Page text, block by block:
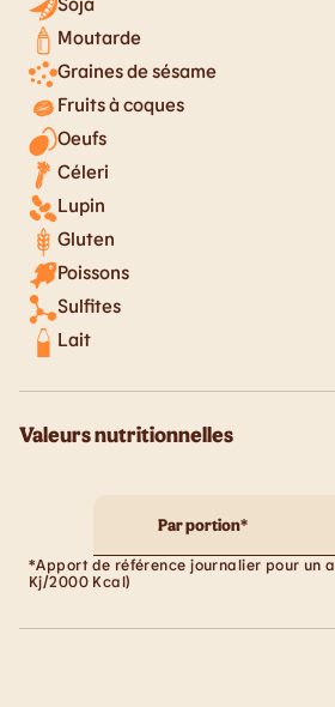
Moutarde
Graines de sésame
Fruits à coques
Oeufs
Céleri
Lupin
Gluten
Poissons
Sulfites
Lait
Valeurs nutritionnelles
Par portion*
*Apport de référence journalier pour un
Kj/2000 Kcal)